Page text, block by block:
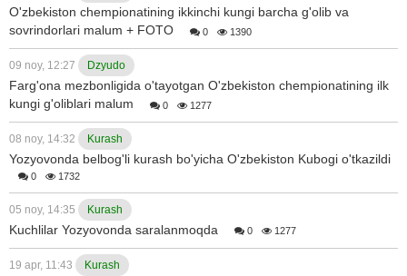
O'zbekiston chempionatining ikkinchi kungi barcha g'olib va
sovrindorlari malum + FOTO
0 1390
09 noy, 12:27 Dzyudo
Farg'ona mezbonligida o'tayotgan O'zbekiston chempionatining ilk
kungi g'oliblari malum
0 1277
08 noy, 14:32 Kurash
Yozyovonda belbog'li kurash bo'yicha O'zbekiston Kubogi o'tkazildi
0 1732
05 noy, 14:35 Kurash
Kuchlilar Yozyovonda saralanmoqda 0 1277
19 apr, 11:43 Kurash